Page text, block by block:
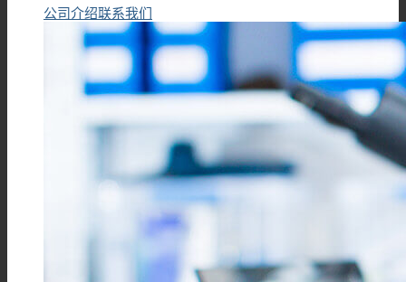
SMA连接器
SMB连接器
F型连接器
公司介绍联系我们